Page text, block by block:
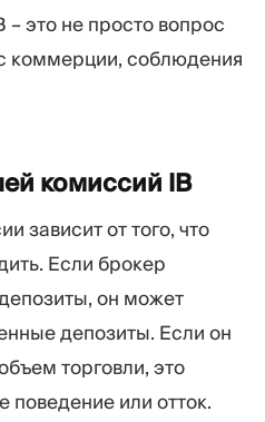
это не просто вопрос
коммерции, соблюдения
комиссий IB
зависит от того, что
Если брокер
он может
депозиты. Если он
торговли, это
или отток.